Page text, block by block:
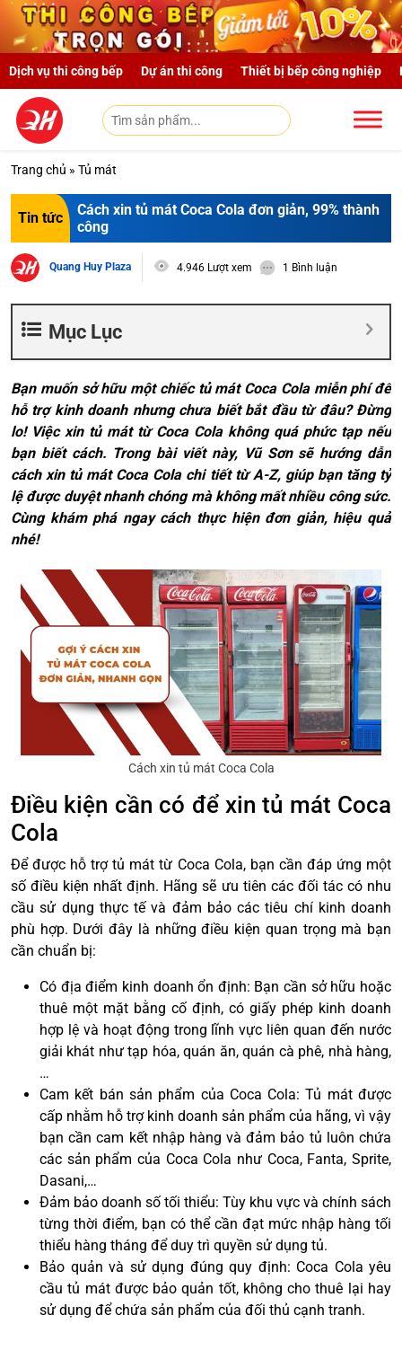
Skip to main content
Dịch vụ thi công bếp Dự án thi công Thiết bị bếp công nghiệp
Trang chủ » Tủ mát
Tin tức
Cách xin tủ mát Coca Cola đơn giản, 99% thành
công
Quang Huy Plaza 4.946 Lượt xem 1 Bình luận
Mục Lục
Bạn muốn sở hữu một chiếc tủ mát Coca Cola miễn phí để
hỗ trợ kinh doanh nhưng chưa biết bắt đầu từ đâu? Đừng
lo! Việc xin tủ mát từ Coca Cola không quá phức tạp nếu
bạn biết cách. Trong bài viết này, Vũ Sơn sẽ hướng dẫn
cách xin tủ mát Coca Cola chi tiết từ A-Z, giúp bạn tăng tỷ
lệ được duyệt nhanh chóng mà không mất nhiều công sức.
Cùng khám phá ngay cách thực hiện đơn giản, hiệu quả
nhé!
Cách xin tủ mát Coca Cola
Điều kiện cần có để xin tủ mát Coca
Cola
Để được hỗ trợ tủ mát từ Coca Cola, bạn cần đáp ứng một
số điều kiện nhất định. Hãng sẽ ưu tiên các đối tác có nhu
cầu sử dụng thực tế và đảm bảo các tiêu chí kinh doanh
phù hợp. Dưới đây là những điều kiện quan trọng mà bạn
cần chuẩn bị:
Có địa điểm kinh doanh ổn định: Bạn cần sở hữu hoặc
thuê một mặt bằng cố định, có giấy phép kinh doanh
hợp lệ và hoạt động trong lĩnh vực liên quan đến nước
giải khát như tạp hóa, quán ăn, quán cà phê, nhà hàng,
…
Cam kết bán sản phẩm của Coca Cola: Tủ mát được
cấp nhằm hỗ trợ kinh doanh sản phẩm của hãng, vì vậy
bạn cần cam kết nhập hàng và đảm bảo tủ luôn chứa
các sản phẩm của Coca Cola như Coca, Fanta, Sprite,
Dasani,…
Đảm bảo doanh số tối thiểu: Tùy khu vực và chính sách
từng thời điểm, bạn có thể cần đạt mức nhập hàng tối
thiểu hàng tháng để duy trì quyền sử dụng tủ.
Bảo quản và sử dụng đúng quy định: Coca Cola yêu
cầu tủ mát được bảo quản tốt, không cho thuê lại hay
sử dụng để chứa sản phẩm của đối thủ cạnh tranh.